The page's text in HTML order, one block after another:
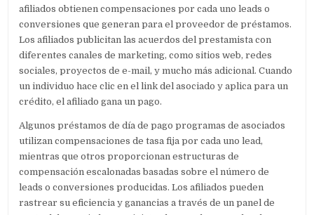
afiliados obtienen compensaciones por cada uno leads o
conversiones que generan para el proveedor de préstamos.
Los afiliados publicitan las acuerdos del prestamista con
diferentes canales de marketing, como sitios web, redes
sociales, proyectos de e-mail, y mucho más adicional. Cuando
un individuo hace clic en el link del asociado y aplica para un
crédito, el afiliado gana un pago.
Algunos préstamos de día de pago programas de asociados
utilizan compensaciones de tasa fija por cada uno lead,
mientras que otros proporcionan estructuras de
compensación escalonadas basadas sobre el número de
leads o conversiones producidas. Los afiliados pueden
rastrear su eficiencia y ganancias a través de un panel de